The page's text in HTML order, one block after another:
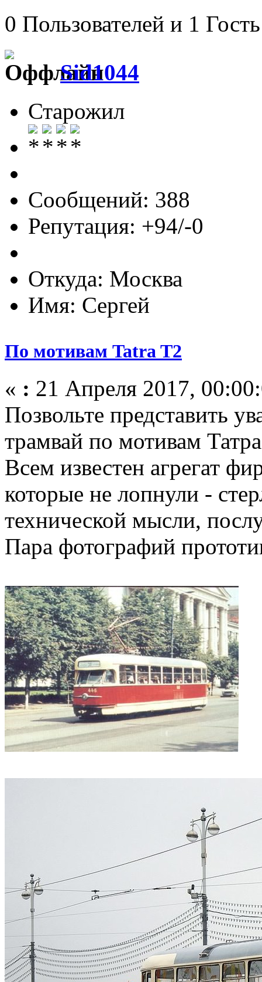
0 Пользователей и 1
Sid1044
Старожил
Сообщений: 388
Репутация: +94/-0
Откуда: Москва
Имя: Сергей
По мотивам Tatra T2
« : 21 Апреля 2017,
Позвольте представить
трамвай по мотивам
Всем известен агрегат
которые не лопнули -
технической мысли,
Пара фотографий